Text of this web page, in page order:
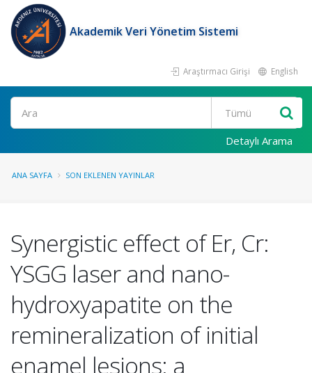
Akademik Veri Yönetim Sistemi
Araştırmacı Girişi English
Ara
Detaylı Arama
ANA SAYFA SON EKLENEN YAYINLAR
Synergistic effect of Er, Cr:
YSGG laser and nano-
hydroxyapatite on the
remineralization of initial
enamel lesions: a